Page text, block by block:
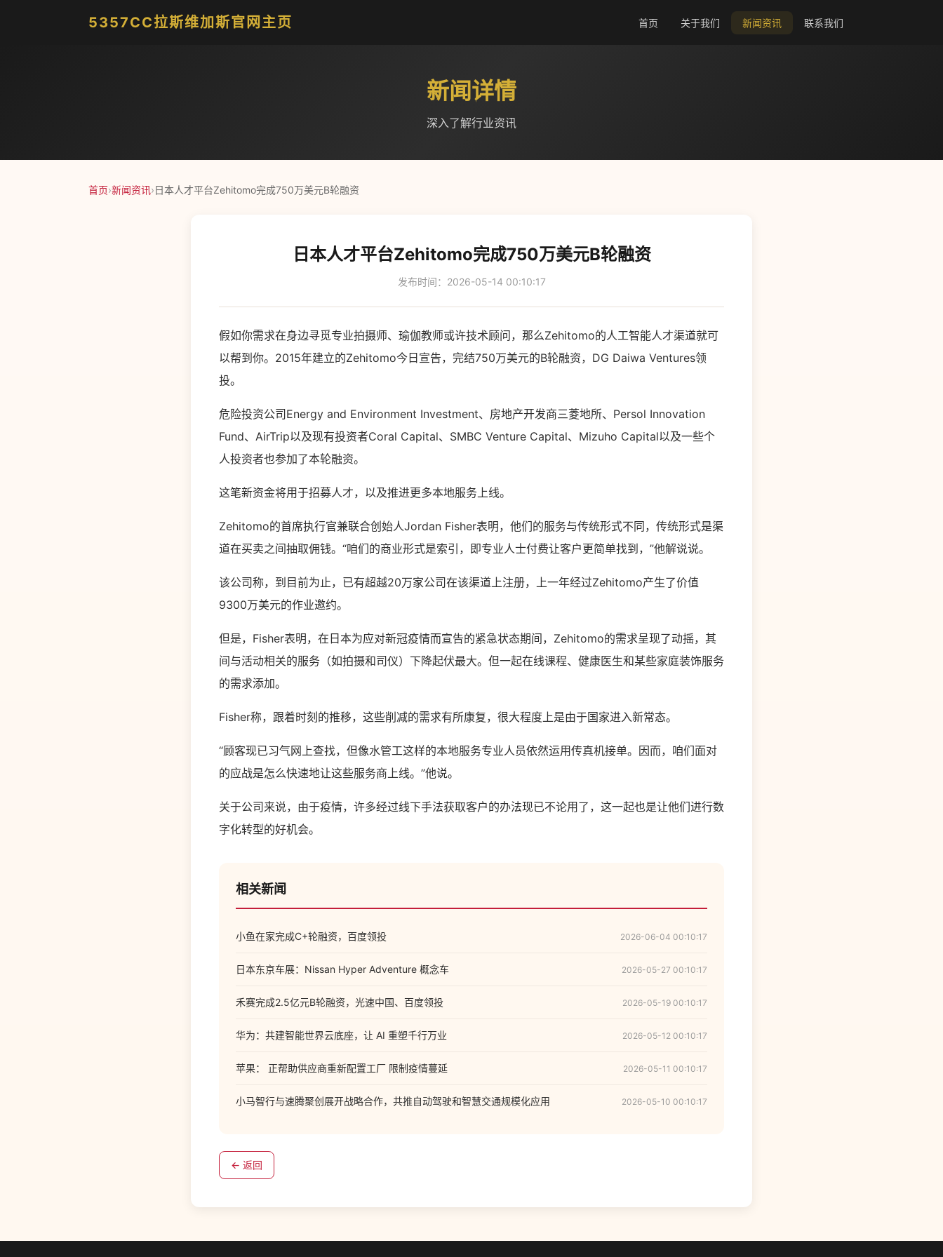
5357CC拉斯维加斯官网主页 首页 关于我们 新闻资讯 联系我们
新闻详情
深入了解行业资讯
首页›新闻资讯›日本人才平台Zehitomo完成750万美元B轮融资
日本人才平台Zehitomo完成750万美元B轮融资
发布时间：2026-05-14 00:10:17
假如你需求在身边寻觅专业拍摄师、瑜伽教师或许技术顾问，那么Zehitomo的人工智能人才渠道就可
以帮到你。2015年建立的Zehitomo今日宣告，完结750万美元的B轮融资，DG Daiwa Ventures领
投。
危险投资公司Energy and Environment Investment、房地产开发商三菱地所、Persol Innovation
Fund、AirTrip以及现有投资者Coral Capital、SMBC Venture Capital、Mizuho Capital以及一些个
人投资者也参加了本轮融资。
这笔新资金将用于招募人才，以及推进更多本地服务上线。
Zehitomo的首席执行官兼联合创始人Jordan Fisher表明，他们的服务与传统形式不同，传统形式是渠
道在买卖之间抽取佣钱。“咱们的商业形式是索引，即专业人士付费让客户更简单找到，”他解说说。
该公司称，到目前为止，已有超越20万家公司在该渠道上注册，上一年经过Zehitomo产生了价值
9300万美元的作业邀约。
但是，Fisher表明，在日本为应对新冠疫情而宣告的紧急状态期间，Zehitomo的需求呈现了动摇，其
间与活动相关的服务（如拍摄和司仪）下降起伏最大。但一起在线课程、健康医生和某些家庭装饰服务
的需求添加。
Fisher称，跟着时刻的推移，这些削减的需求有所康复，很大程度上是由于国家进入新常态。
“顾客现已习气网上查找，但像水管工这样的本地服务专业人员依然运用传真机接单。因而，咱们面对
的应战是怎么快速地让这些服务商上线。”他说。
关于公司来说，由于疫情，许多经过线下手法获取客户的办法现已不论用了，这一起也是让他们进行数
字化转型的好机会。
相关新闻
小鱼在家完成C+轮融资，百度领投 2026-06-04 00:10:17
日本东京车展：Nissan Hyper Adventure 概念车 2026-05-27 00:10:17
禾赛完成2.5亿元B轮融资，光速中国、百度领投 2026-05-19 00:10:17
华为：共建智能世界云底座，让 AI 重塑千行万业 2026-05-12 00:10:17
苹果： 正帮助供应商重新配置工厂 限制疫情蔓延 2026-05-11 00:10:17
小马智行与速腾聚创展开战略合作，共推自动驾驶和智慧交通规模化应用 2026-05-10 00:10:17
← 返回